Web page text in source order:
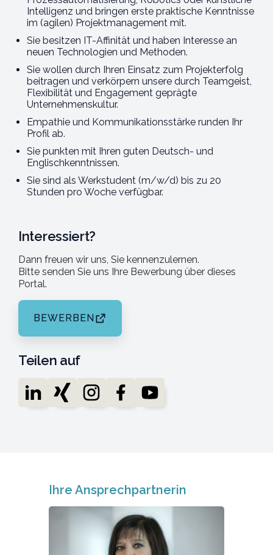
Intelligenz und bringen erste praktische Kenntnisse
im (agilen) Projektmanagement mit.
Sie besitzen IT-Affinität und haben Interesse an
neuen Technologien und Methoden.
Sie wollen durch Ihren Einsatz zum Projekterfolg
beitragen und verkörpern unsere durch Teamgeist,
Flexibilität und Engagement geprägte
Unternehmenskultur.
Empathie und Kommunikationsstärke runden Ihr
Profil ab.
Sie punkten mit Ihren guten Deutsch- und
Englischkenntnissen.
Sie sind als Werkstudent (m/w/d) bis zu 20
Stunden pro Woche verfügbar.
Interessiert?
Dann freuen wir uns, Sie kennenzulernen.
Bitte senden Sie uns Ihre Bewerbung über dieses
Portal.
BEWERBEN
Teilen auf
Ihre Ansprechpartnerin